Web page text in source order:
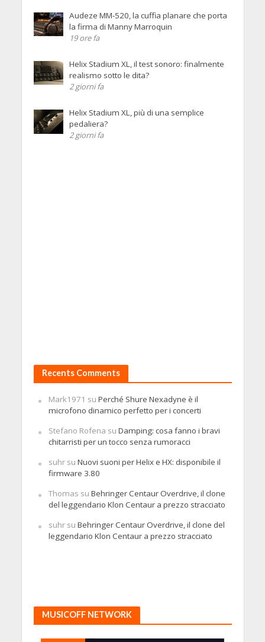
Audeze MM-520, la cuffia planare che porta
la firma di Manny Marroquin
19 ore fa
Helix Stadium XL, il test sonoro: finalmente
realismo sotto le dita?
2 giorni fa
Helix Stadium XL, più di una semplice
pedaliera?
2 giorni fa
Recents Comments
Mark1971 su Perché Shure Nexadyne è il
microfono dinamico perfetto per i concerti
Stefano Rofena su Damping: cosa fanno i bravi
chitarristi per un tocco senza rumoracci
suhrsu Nuovi suoni per Helix e HX: disponibile il
firmware 3.80
Thomas su Behringer Centaur Overdrive, il clone
del leggendario Klon Centaur a prezzo stracciato
suhrsu Behringer Centaur Overdrive, il clone del
leggendario Klon Centaur a prezzo stracciato
MUSICOFF NETWORK